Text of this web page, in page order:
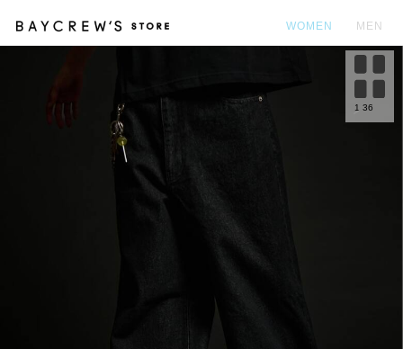
WOMEN MEN
1 36